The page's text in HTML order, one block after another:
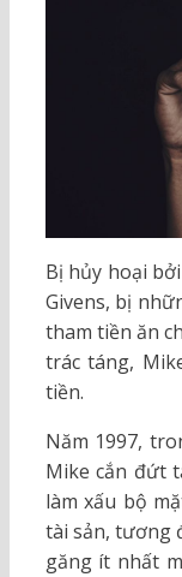
Bị hủy hoại
Givens, bị
tham tiền ăn
trác táng,
tiền.
Năm 1997,
Mike cắn đứt
làm xấu bộ
tài sản, tương
găng ít nhất